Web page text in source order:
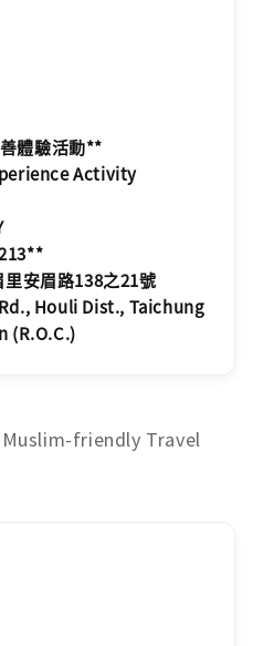
體驗活動**
Activity
安眉路138之21號
Houli Dist., Taichung
(R.O.C.)
Muslim-friendly Travel